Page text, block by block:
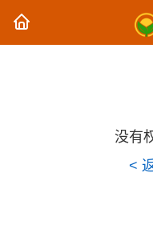
没有
<